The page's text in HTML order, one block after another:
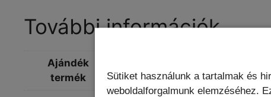
Sütiket használunk a tartalmak és
weboldalforgalmunk elemzéséhez.
További információk
Ajándék
termék